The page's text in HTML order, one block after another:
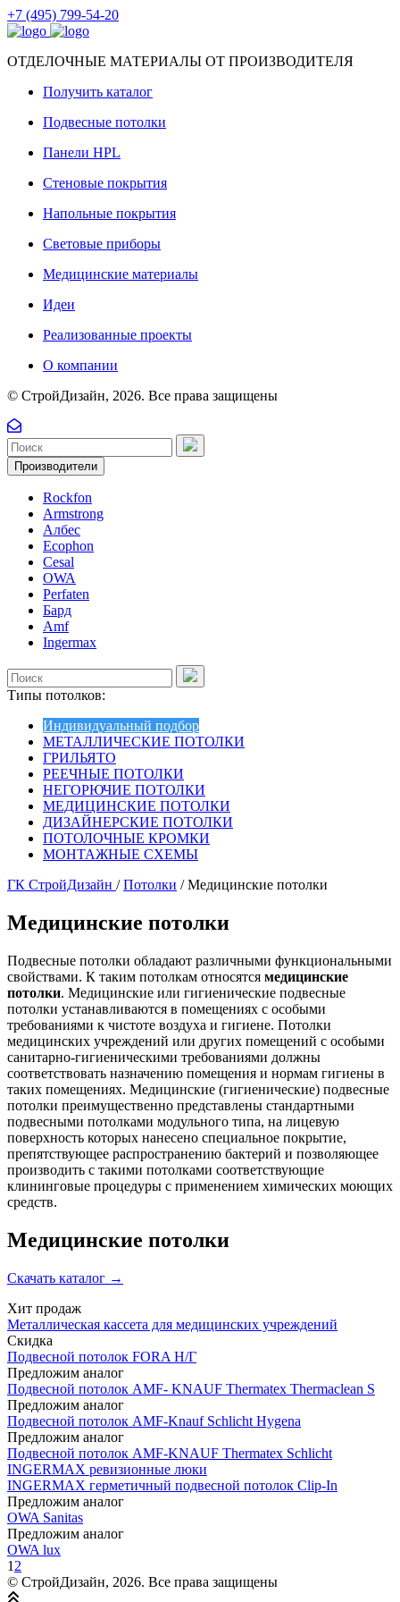
+7 (495) 799-54-20
ОТДЕЛОЧНЫЕ МАТЕРИАЛЫ ОТ ПРОИЗВОДИТЕЛЯ
Получить каталог
Подвесные потолки
Панели HPL
Стеновые покрытия
Напольные покрытия
Световые приборы
Медицинские материалы
Идеи
Реализованные проекты
О компании
© СтройДизайн, 2026. Все права защищены
Производители
Rockfon
Armstrong
Албес
Ecophon
Cesal
OWA
Perfaten
Бард
Amf
Ingermax
Типы потолков:
Индивидуальный подбор
МЕТАЛЛИЧЕСКИЕ ПОТОЛКИ
ГРИЛЬЯТО
РЕЕЧНЫЕ ПОТОЛКИ
НЕГОРЮЧИЕ ПОТОЛКИ
МЕДИЦИНСКИЕ ПОТОЛКИ
ДИЗАЙНЕРСКИЕ ПОТОЛКИ
ПОТОЛОЧНЫЕ КРОМКИ
МОНТАЖНЫЕ СХЕМЫ
ГК СтройДизайн /Потолки /Медицинские потолки
Медицинские потолки
Подвесные потолки обладают различными функциональными
свойствами. К таким потолкам относятся медицинские
потолки. Медицинские или гигиенические подвесные
потолки устанавливаются в помещениях с особыми
требованиями к чистоте воздуха и гигиене. Потолки
медицинских учреждений или других помещений с особыми
санитарно-гигиеническими требованиями должны
соответствовать назначению помещения и нормам гигиены в
таких помещениях. Медицинские (гигиенические) подвесные
потолки преимущественно представлены стандартными
подвесными потолками модульного типа, на лицевую
поверхность которых нанесено специальное покрытие,
препятствующее распространению бактерий и позволяющее
производить с такими потолками соответствующие
клининговые процедуры с применением химических моющих
средств.
Медицинские потолки
Скачать каталог →
Хит продаж
Металлическая кассета для медицинских учреждений
Скидка
Подвесной потолок FORA Н/Г
Предложим аналог
Подвесной потолок AMF- KNAUF Thermatex Thermaclean S
Предложим аналог
Подвесной потолок AMF-Knauf Schlicht Hygena
Предложим аналог
Подвесной потолок AMF-KNAUF Thermatex Schlicht
INGERMAX ревизионные люки
INGERMAX герметичный подвесной потолок Clip-In
Предложим аналог
OWA Sanitas
Предложим аналог
OWA lux
1 2
© СтройДизайн, 2026. Все права защищены